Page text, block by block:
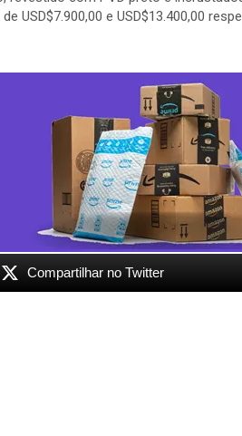
e USD$13.400,00
Compartilhar no Twitter